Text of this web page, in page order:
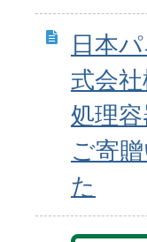
日本
式会
処理
ご寄
た